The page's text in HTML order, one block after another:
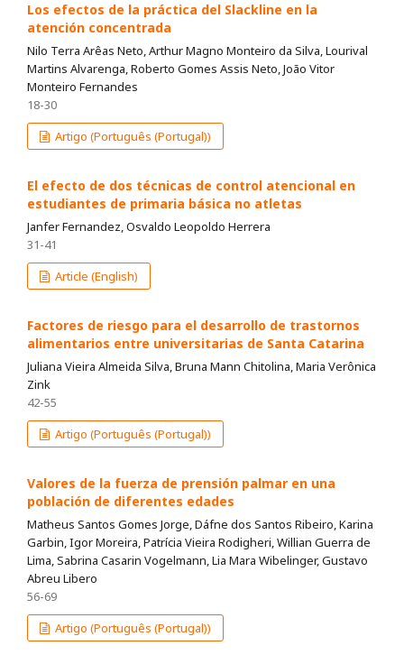
Los efectos de la práctica del Slackline en la
atención concentrada
Nilo Terra Arêas Neto, Arthur Magno Monteiro da Silva, Lourival
Martins Alvarenga, Roberto Gomes Assis Neto, João Vitor
Monteiro Fernandes
18-30
Artigo (Português (Portugal))
El efecto de dos técnicas de control atencional en
estudiantes de primaria básica no atletas
Janfer Fernandez, Osvaldo Leopoldo Herrera
31-41
Article (English)
Factores de riesgo para el desarrollo de trastornos
alimentarios entre universitarias de Santa Catarina
Juliana Vieira Almeida Silva, Bruna Mann Chitolina, Maria Verônica
Zink
42-55
Artigo (Português (Portugal))
Valores de la fuerza de prensión palmar en una
población de diferentes edades
Matheus Santos Gomes Jorge, Dáfne dos Santos Ribeiro, Karina
Garbin, Igor Moreira, Patrícia Vieira Rodigheri, Willian Guerra de
Lima, Sabrina Casarin Vogelmann, Lia Mara Wibelinger, Gustavo
Abreu Libero
56-69
Artigo (Português (Portugal))